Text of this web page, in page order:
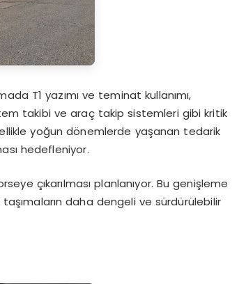
T1 yazımı ve teminat kullanımı,
takibi ve araç takip sistemleri gibi kritik
yoğun dönemlerde yaşanan tedarik
hedefleniyor.
çıkarılması planlanıyor. Bu genişleme
daha dengeli ve sürdürülebilir